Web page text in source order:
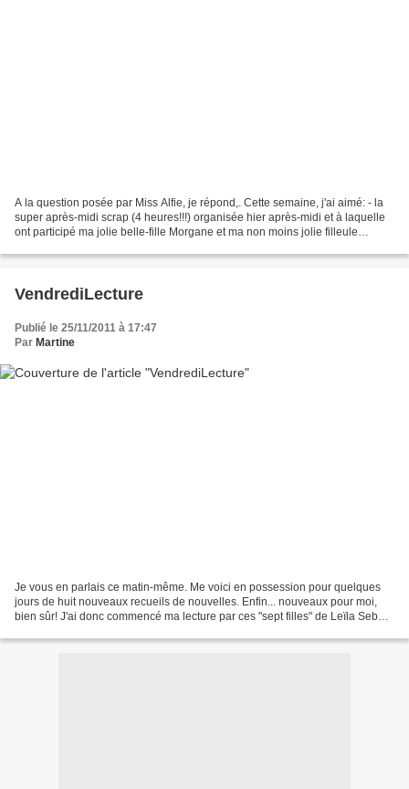
A la question posée par Miss Alfie, je répond,. Cette semaine, j'ai aimé: - la
super après-midi scrap (4 heures!!!) organisée hier après-midi et à laquelle
ont participé ma jolie belle-fille Morgane et ma non moins jolie filleule
VendrediLecture
Publié le 25/11/2011 à 17:47
Par Martine
Je vous en parlais ce matin-même. Me voici en possession pour quelques
jours de huit nouveaux recueils de nouvelles. Enfin... nouveaux pour moi,
bien sûr! J'ai donc commencé ma lecture par ces "sept filles" de Leïla Sebbar